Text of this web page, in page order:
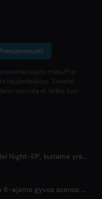
Prenumeruoti
mūsų Pop
naujienlaiškius. Turėsite
nuorodą el. laiške, kurį
BILLY BOO išleidžia 'Parallel Night-EP', kuriame yra TV dramos daina
BanG Dream! Yume∞Mita 8-ajame gyvos scenos vaizdo įrašas išleistas